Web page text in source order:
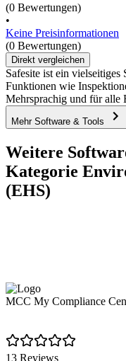
(0 Bewertungen)
•
Keine Preisinformationen
(0 Bewertungen)
Direkt vergleichen
Safesite ist ein vielseitiges
Funktionen wie
Mehrsprachig und für alle
Mehr Software & Tools
Weitere
Kategorie
(EHS)
MCC My Compliance
13 Reviews